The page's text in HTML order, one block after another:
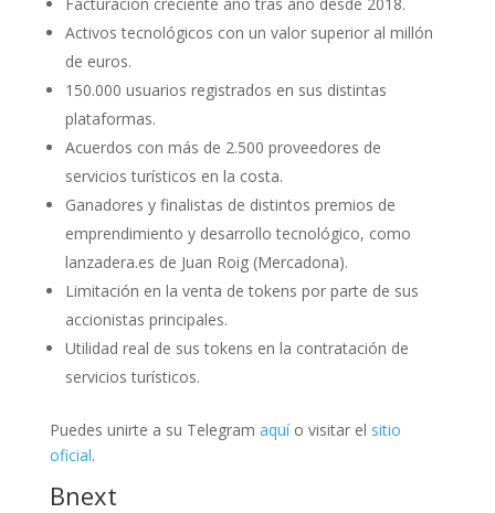
Activos tecnológicos con un valor superior al millón
de euros.
150.000 usuarios registrados en sus distintas
plataformas.
Acuerdos con más de 2.500 proveedores de
servicios turísticos en la costa.
Ganadores y finalistas de distintos premios de
emprendimiento y desarrollo tecnológico, como
lanzadera.es de Juan Roig (Mercadona).
Limitación en la venta de tokens por parte de sus
accionistas principales.
Utilidad real de sus tokens en la contratación de
servicios turísticos.
Puedes unirte a su Telegram aquío visitar el sitio
oficial.
Bnext